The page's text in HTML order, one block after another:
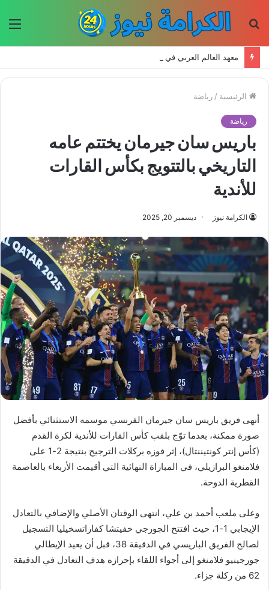
الرئيسية / رياضة
رياضة
باريس سان جيرمان يختتم عامه
التاريخي بالتتويج بكأس القارات
للأندية
الكرامة نيوز ديسمبر 20, 2025
أنهى فريق باريس سان جيرمان الفرنسي موسمه الاستثنائي بأفضل
صورة ممكنة، بعدما توّج بلقب كأس القارات للأندية لكرة القدم
(كأس إنتر كونتيننتال)، إثر فوزه بركلات الترجيح بنتيجة 2-1 على
فلامنغو البرازيلي، في المباراة النهائية التي أقيمت الأربعاء بالعاصمة
القطرية الدوحة.
وعلى ملعب أحمد بن علي، انتهى الوقتان الأصلي والإضافي بالتعادل
الإيجابي 1-1، حيث افتتح الجورجي خفيتشا كفاراتسخيليا التسجيل
لصالح الفريق الباريسي في الدقيقة 38، قبل أن يعيد الإيطالي
جورجينيو فلامنغو إلى أجواء اللقاء بإحرازه هدف التعادل في الدقيقة
62 من ركلة جزاء.